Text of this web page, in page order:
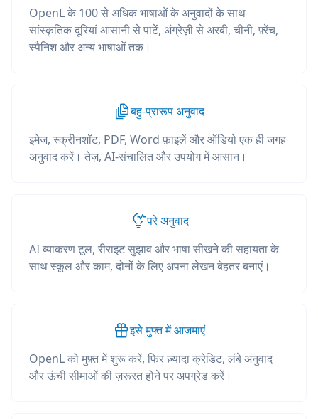
OpenL के 100 से अधिक भाषाओं के अनुवादों के साथ
सांस्कृतिक दूरियां आसानी से पाटें, अंग्रेज़ी से अरबी, चीनी, फ़्रेंच,
स्पैनिश और अन्य भाषाओं तक।
बहु-प्रारूप अनुवाद
इमेज, स्क्रीनशॉट, PDF, Word फ़ाइलें और ऑडियो एक ही जगह
अनुवाद करें। तेज़, AI-संचालित और उपयोग में आसान।
परे अनुवाद
AI व्याकरण टूल, रीराइट सुझाव और भाषा सीखने की सहायता के
साथ स्कूल और काम, दोनों के लिए अपना लेखन बेहतर बनाएं।
इसे मुफ्त में आजमाएं
OpenL को मुफ़्त में शुरू करें, फिर ज़्यादा क्रेडिट, लंबे अनुवाद
और ऊंची सीमाओं की ज़रूरत होने पर अपग्रेड करें।